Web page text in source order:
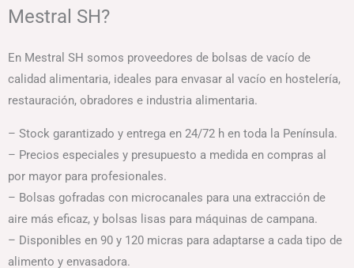
Mestral SH?
En Mestral SH somos proveedores de bolsas de vacío de
calidad alimentaria, ideales para envasar al vacío en hostelería,
restauración, obradores e industria alimentaria.
– Stock garantizado y entrega en 24/72 h en toda la Península.
– Precios especiales y presupuesto a medida en compras al
por mayor para profesionales.
– Bolsas gofradas con microcanales para una extracción de
aire más eficaz, y bolsas lisas para máquinas de campana.
– Disponibles en 90 y 120 micras para adaptarse a cada tipo de
alimento y envasadora.